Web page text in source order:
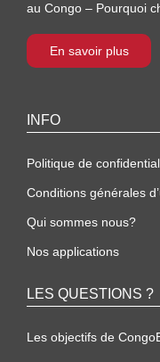
au Congo – Pourquoi
En savoir plus
INFO
Politique de
Conditions générales
Qui sommes nous?
Nos applications
LES QUESTIONS ?
Les objectifs de